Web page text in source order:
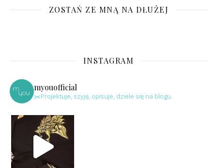
ZOSTAŃ ZE MNĄ NA DŁUŻEJ
INSTAGRAM
myouofficial
✂️Projektuje, szyję, opisuje, dziele się na blogu.